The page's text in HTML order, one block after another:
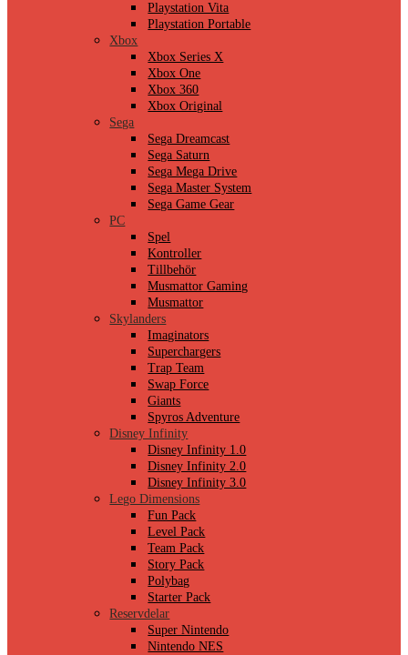
Playstation Vita
Playstation Portable
Xbox
Xbox Series X
Xbox One
Xbox 360
Xbox Original
Sega
Sega Dreamcast
Sega Saturn
Sega Mega Drive
Sega Master System
Sega Game Gear
PC
Spel
Kontroller
Tillbehör
Musmattor Gaming
Musmattor
Skylanders
Imaginators
Superchargers
Trap Team
Swap Force
Giants
Spyros Adventure
Disney Infinity
Disney Infinity 1.0
Disney Infinity 2.0
Disney Infinity 3.0
Lego Dimensions
Fun Pack
Level Pack
Team Pack
Story Pack
Polybag
Starter Pack
Reservdelar
Super Nintendo
Nintendo NES